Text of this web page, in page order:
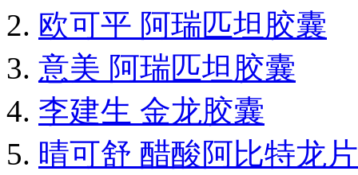
欧可平 阿瑞匹坦胶囊
意美 阿瑞匹坦胶囊
李建生 金龙胶囊
晴可舒 醋酸阿比特龙片